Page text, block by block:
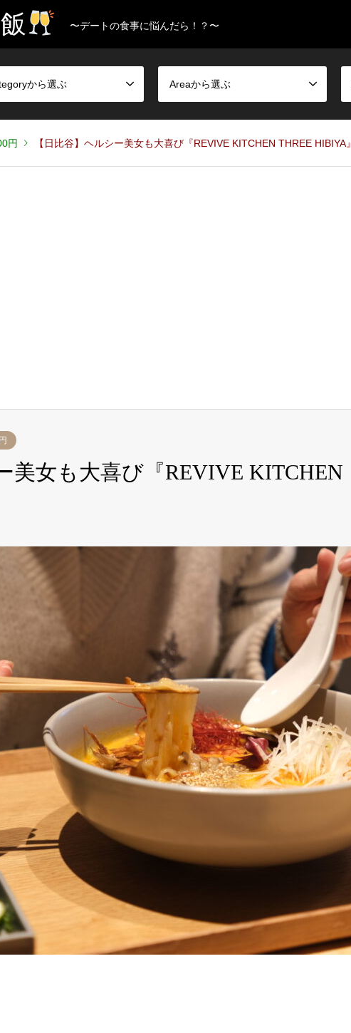
〜デートの食事に悩んだら！？〜
から選ぶ Areaから選ぶ
円 【日比谷】ヘルシー美女も大喜び『REVIVE KITCHEN THREE HIBIYA』
美女も大喜び『REVIVE KITCHEN